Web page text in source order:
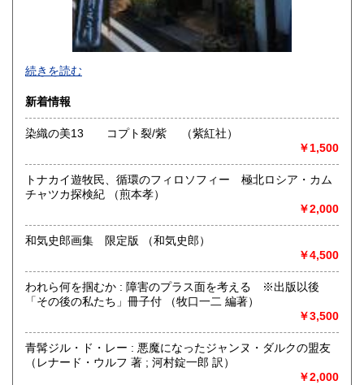
沿線名：-
最寄駅：-
営業時間：事務所(無店舗)、事務所併設のギャラリーのみ不
定期OPEN
定休日：古本屋として店舗営業はしていません。
書籍の買取について
https://www.kuragebunko.com/
にお問合せ下さい。
取り扱い分野
哲学宗教、歴史、美術工芸、近代文献、趣味、古書一般（そ
続きを読む
新着情報
染織の美13 コプト裂/紫 （紫紅社）
￥1,500
トナカイ遊牧民、循環のフィロソフィー 極北ロシア・カム
チャツカ探検紀 （煎本孝）
￥2,000
和気史郎画集 限定版 （和気史郎）
￥4,500
われら何を掴むか : 障害のプラス面を考える ※出版以後
「その後の私たち」冊子付 （牧口一二 編著）
￥3,500
青髯ジル・ド・レー : 悪魔になったジャンヌ・ダルクの盟友
（レナード・ウルフ 著 ; 河村錠一郎 訳）
￥2,000